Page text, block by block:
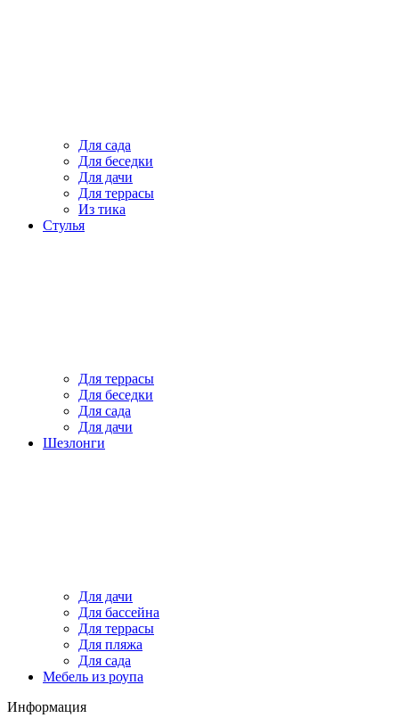
Для сада
Для беседки
Для дачи
Для террасы
Из тика
Стулья
Для террасы
Для беседки
Для сада
Для дачи
Шезлонги
Для дачи
Для бассейна
Для террасы
Для пляжа
Для сада
Мебель из роупа
Информация